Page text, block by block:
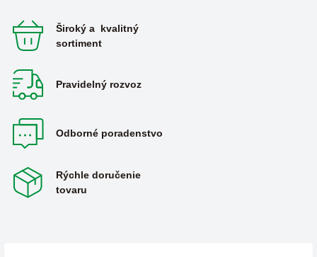
Široký a kvalitný
sortiment
Pravidelný rozvoz
Odborné poradenstvo
Rýchle doručenie
tovaru